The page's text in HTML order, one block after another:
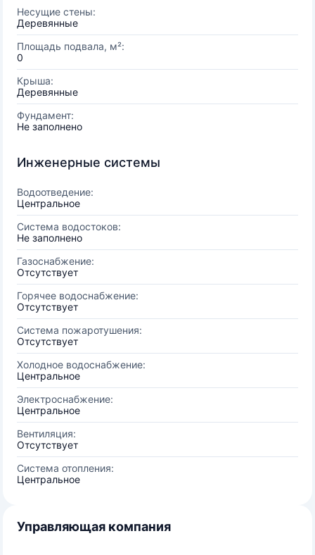
Несущие стены:
Деревянные
Площадь подвала, м²:
0
Крыша:
Деревянные
Фундамент:
Не заполнено
Инженерные системы
Водоотведение:
Центральное
Система водостоков:
Не заполнено
Газоснабжение:
Отсутствует
Горячее водоснабжение:
Отсутствует
Система пожаротушения:
Отсутствует
Холодное водоснабжение:
Центральное
Электроснабжение:
Центральное
Вентиляция:
Отсутствует
Система отопления:
Центральное
Управляющая компания